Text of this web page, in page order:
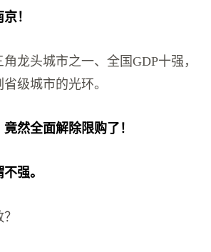
！
龙头城市之一、全国GDP十强，
级城市的光环。
然全面解除限购了！
强。